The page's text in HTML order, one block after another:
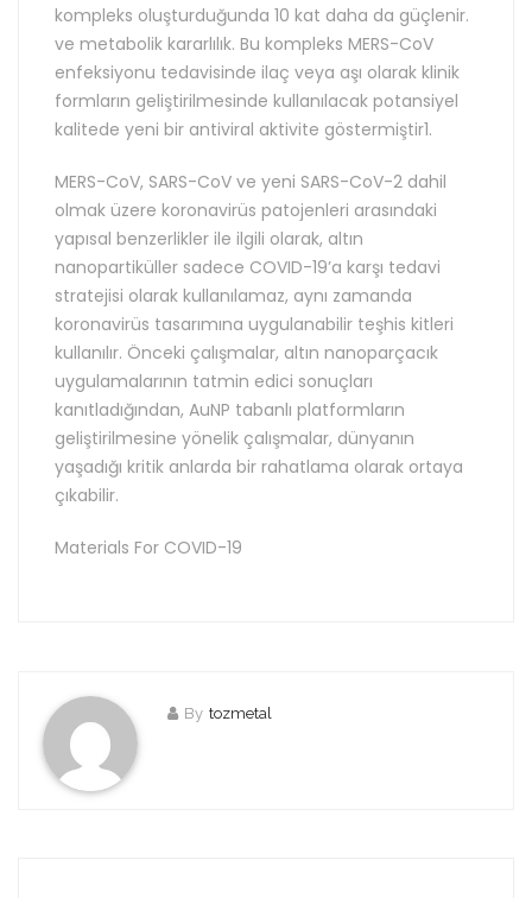
kompleks oluşturduğunda 10 kat daha da güçlenir.
ve metabolik kararlılık. Bu kompleks MERS-CoV
enfeksiyonu tedavisinde ilaç veya aşı olarak klinik
formların geliştirilmesinde kullanılacak potansiyel
kalitede yeni bir antiviral aktivite göstermiştir1.
MERS-CoV, SARS-CoV ve yeni SARS-CoV-2 dahil
olmak üzere koronavirüs patojenleri arasındaki
yapısal benzerlikler ile ilgili olarak, altın
nanopartiküller sadece COVID-19’a karşı tedavi
stratejisi olarak kullanılamaz, aynı zamanda
koronavirüs tasarımına uygulanabilir teşhis kitleri
kullanılır. Önceki çalışmalar, altın nanoparçacık
uygulamalarının tatmin edici sonuçları
kanıtladığından, AuNP tabanlı platformların
geliştirilmesine yönelik çalışmalar, dünyanın
yaşadığı kritik anlarda bir rahatlama olarak ortaya
çıkabilir.
Materials For COVID-19
By tozmetal